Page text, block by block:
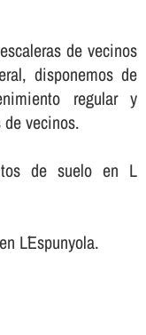
de vecinos
disponemos de
regular y
vecinos.
de suelo en L
L´Espunyola.